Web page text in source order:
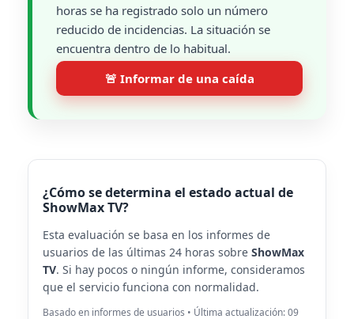
horas se ha registrado solo un número
reducido de incidencias. La situación se
encuentra dentro de lo habitual.
🚨 Informar de una caída
¿Cómo se determina el estado actual de
ShowMax TV?
Esta evaluación se basa en los informes de
usuarios de las últimas 24 horas sobre ShowMax
TV. Si hay pocos o ningún informe, consideramos
que el servicio funciona con normalidad.
Basado en informes de usuarios • Última actualización: 09